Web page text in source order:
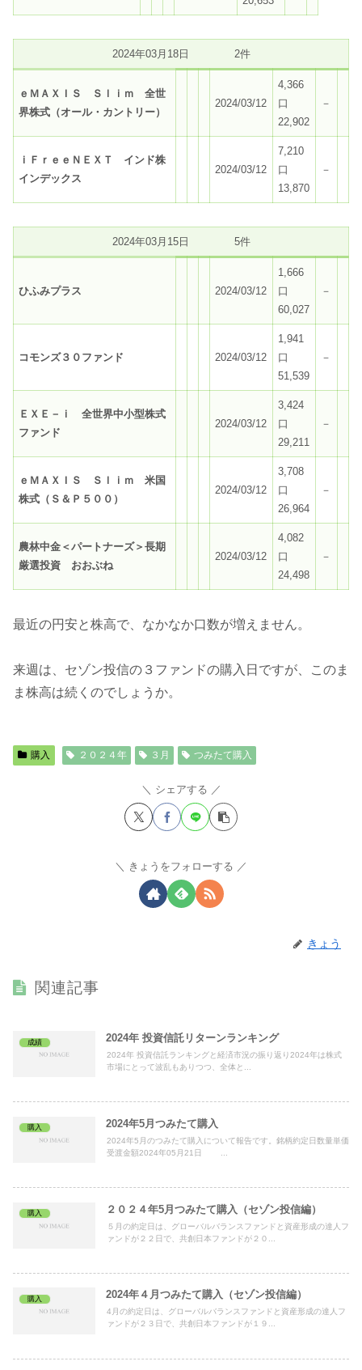
2024年03月18日 2件
ｅＭＡＸＩＳ Ｓｌｉｍ 全世
界株式（オール・カントリー）
2024/03/12
4,366
口
22,902
－
ｉＦｒｅｅＮＥＸＴ インド株
インデックス
2024/03/12
7,210
口
13,870
－
2024年03月15日 5件
ひふみプラス 2024/03/12
1,666
口
60,027
－
コモンズ３０ファンド 2024/03/12
1,941
口
51,539
－
ＥＸＥ－ｉ 全世界中小型株式
ファンド
2024/03/12
3,424
口
29,211
－
ｅＭＡＸＩＳ Ｓｌｉｍ 米国
株式（Ｓ＆Ｐ５００）
2024/03/12
3,708
口
26,964
－
農林中金＜パートナーズ＞長期
厳選投資 おおぶね
2024/03/12
4,082
口
24,498
－
最近の円安と株高で、なかなか口数が増えません。
来週は、セゾン投信の３ファンドの購入日ですが、このま
ま株高は続くのでしょうか。
購入 ２０２４年 ３月 つみたて購入
シェアする
きょうをフォローする
きょう
関連記事
成績 2024年 投資信託リターンランキング
2024年 投資信託ランキングと経済市況の振り返り2024年は株式
市場にとって波乱もありつつ、全体と...
購入 2024年5月つみたて購入
2024年5月のつみたて購入について報告です。銘柄約定日数量単価
受渡金額2024年05月21日 ...
購入 ２０２４年5月つみたて購入（セゾン投信編）
５月の約定日は、グローバルバランスファンドと資産形成の達人フ
ァンドが２２日で、共創日本ファンドが２０...
購入 2024年４月つみたて購入（セゾン投信編）
4月の約定日は、グローバルバランスファンドと資産形成の達人フ
ァンドが２３日で、共創日本ファンドが１９...